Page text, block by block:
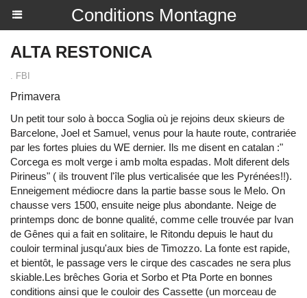
Conditions Montagne
ALTA RESTONICA
. FBI
Primavera
Un petit tour solo à bocca Soglia où je rejoins deux skieurs de
Barcelone, Joel et Samuel, venus pour la haute route, contrariée
par les fortes pluies du WE dernier. Ils me disent en catalan :"
Corcega es molt verge i amb molta espadas. Molt diferent dels
Pirineus" ( ils trouvent l'île plus verticalisée que les Pyrénées!!).
Enneigement médiocre dans la partie basse sous le Melo. On
chausse vers 1500, ensuite neige plus abondante. Neige de
printemps donc de bonne qualité, comme celle trouvée par Ivan
de Gênes qui a fait en solitaire, le Ritondu depuis le haut du
couloir terminal jusqu'aux bies de Timozzo. La fonte est rapide,
et bientôt, le passage vers le cirque des cascades ne sera plus
skiable.Les brêches Goria et Sorbo et Pta Porte en bonnes
conditions ainsi que le couloir des Cassette (un morceau de